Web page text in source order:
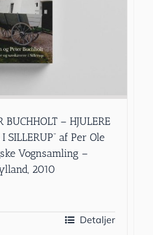
BUCHHOLT – HJULERE
SILLERUP” af Per Ole
Vognsamling –
2010
Detaljer